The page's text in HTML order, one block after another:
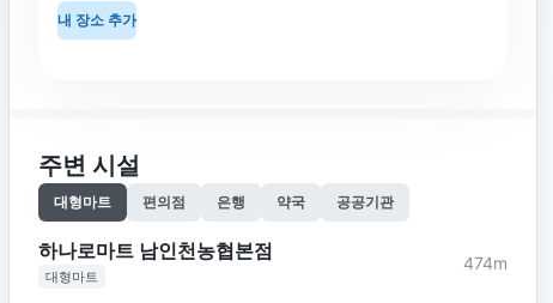
내 장소 추가
주변 시설
대형마트 편의점 은행 약국 공공기관
하나로마트 남인천농협본점
대형마트
474m